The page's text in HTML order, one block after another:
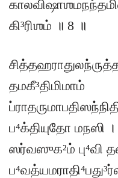
கி³ரிஶம் ॥ 8 ॥
தமகீ³திமிமாம்
ப⁴க்தியுதோ மநஸி ।
ஸர்வஸுக²ம் பு⁴வி